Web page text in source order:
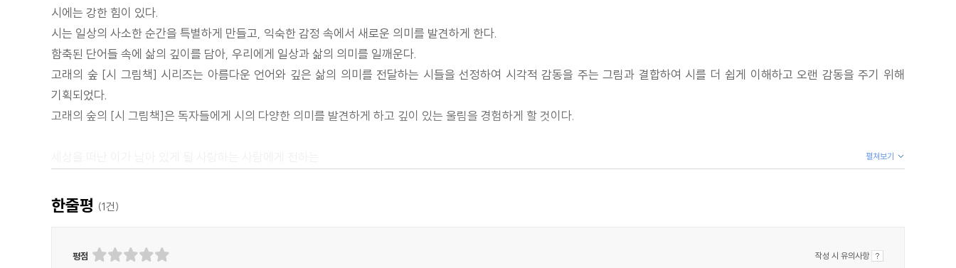
시에는 강한 힘이 있다.
시는 일상의 사소한 순간을 특별하게 만들고, 익숙한 감정 속에서 새로운 의미를 발견하게 한다.
함축된 단어들 속에 삶의 깊이를 담아, 우리에게 일상과 삶의 의미를 일깨운다.
고래의 숲 [시 그림책] 시리즈는 아름다운 언어와 깊은 삶의 의미를 전달하는 시들을 선정하여 시각적 감동을 주는 그림과 결합하여 시를 더 쉽게 이해하고 오랜 감동을 주기 위해
기획되었다.
고래의 숲의 [시 그림책]은 독자들에게 시의 다양한 의미를 발견하게 하고 깊이 있는 울림을 경험하게 할 것이다.
아름다운 그림책으로 태어나다!
제발 눈물을 멈춰요
펼쳐보기
한줄평 (1건)
평점 작성 시 유의사항